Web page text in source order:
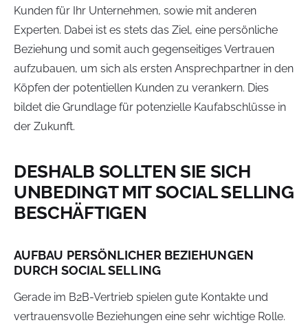
Kunden für Ihr Unternehmen, sowie mit anderen
Experten. Dabei ist es stets das Ziel, eine persönliche
Beziehung und somit auch gegenseitiges Vertrauen
aufzubauen, um sich als ersten Ansprechpartner in den
Köpfen der potentiellen Kunden zu verankern. Dies
bildet die Grundlage für potenzielle Kaufabschlüsse in
der Zukunft.
DESHALB SOLLTEN SIE SICH
UNBEDINGT MIT SOCIAL SELLING
BESCHÄFTIGEN
AUFBAU PERSÖNLICHER BEZIEHUNGEN
DURCH SOCIAL SELLING
Gerade im B2B-Vertrieb spielen gute Kontakte und
vertrauensvolle Beziehungen eine sehr wichtige Rolle.